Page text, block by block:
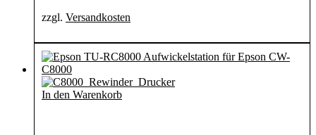
zzgl. Versandkosten
In den Warenkorb